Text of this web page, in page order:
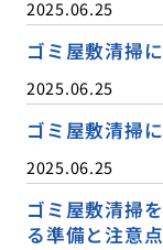
2025.06.25
ゴミ屋敷清掃
2025.06.25
ゴミ屋敷清掃
2025.06.25
ゴミ屋敷清掃
る準備と注意点